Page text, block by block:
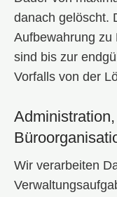
danach gelöscht.
Aufbewahrung zu
sind bis zur
Vorfalls von der
Wir verarbeiten